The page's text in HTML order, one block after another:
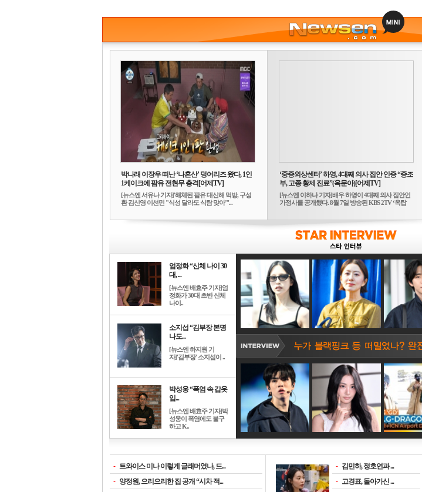
박나래 이장우 떠난 ‘나혼산’ 덩어리즈 왔다, 1인
1케이크에 팜유 전현무 충격[어제TV]
[뉴스엔 서유나 기자]'해체된 팜유 대신해 먹방, 구성
환 김신영 이선민 "식성 달라도 식탐 맞아"'...
‘중증외상센터’ 하영, 4대째 의사 집안 인증 “증조
부, 고종 황제 진료”(옥문아)[어제TV]
[뉴스엔 이하나 기자]배우 하영이 4대째 의사 집안인
가정사를 공개했다. 8월 7일 방송된 KBS 2TV ‘옥탑
엄정화 “신체 나이 30
대, ...
[뉴스엔 배효주 기자]엄
정화가 30대 초반 신체
나이..
소지섭 “김부장 본명
나도...
[뉴스엔 하지원 기
자]'김부장' 소지섭이 ..
박성웅 “폭염 속 갑옷
입...
[뉴스엔 배효주 기자]박
성웅이 폭염에도 불구
하고 K..
- 트와이스 미나 이렇게 글래머였나, 드...
- 양정원, 으리으리한 집 공개 “시차 적...
- 김민하, 정호연과 ...
- 고경표, 돌아가신 ...